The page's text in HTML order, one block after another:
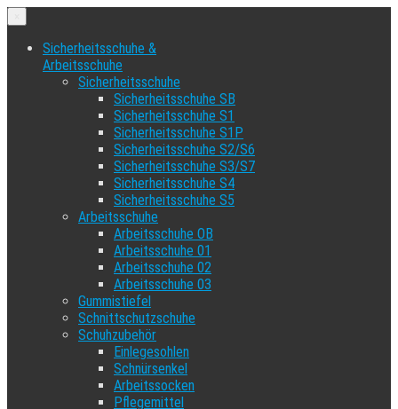
Sicherheitsschuhe &
Arbeitsschuhe
Sicherheitsschuhe
Sicherheitsschuhe SB
Sicherheitsschuhe S1
Sicherheitsschuhe S1P
Sicherheitsschuhe S2/S6
Sicherheitsschuhe S3/S7
Sicherheitsschuhe S4
Sicherheitsschuhe S5
Arbeitsschuhe
Arbeitsschuhe OB
Arbeitsschuhe 01
Arbeitsschuhe 02
Arbeitsschuhe 03
Gummistiefel
Schnittschutzschuhe
Schuhzubehör
Einlegesohlen
Schnürsenkel
Arbeitssocken
Pflegemittel